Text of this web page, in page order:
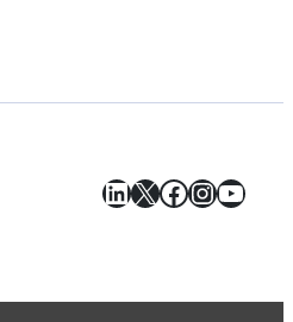
LinkedIn
X Facebook